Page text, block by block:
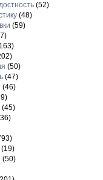
(52)
(48)
(59)
(50)
(47)
(46)
(45)
(50)